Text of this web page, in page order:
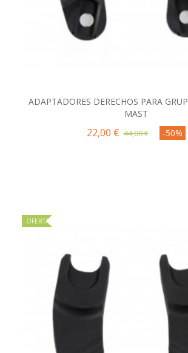
ADAPTADORES DERECHOS PARA
MAST
22,00 € 44,00 € -50%
OFERTA